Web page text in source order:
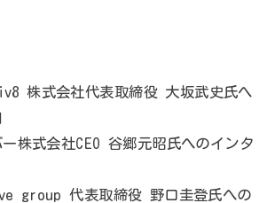
株式会社代表取締役 大坂武史氏へ
ー株式会社CEO 谷郷元昭氏へのインタ
group 代表取締役 野口圭登氏への